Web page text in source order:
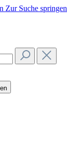
Zur Suche springen